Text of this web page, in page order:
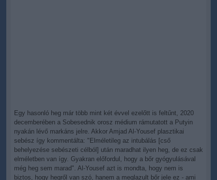
Egy hasonló heg már több mint két évvel ezelőtt is feltűnt, 2020
decemberében a Sobesednik orosz médium rámutatott a Putyin
nyakán lévő markáns jelre. Akkor Amjad Al-Yousef plasztikai
sebész így kommentálta: "Elméletileg az intubálás [cső
behelyezése sebészeti célból] után maradhat ilyen heg, de ez csak
elméletben van így. Gyakran előfordul, hogy a bőr gyógyulásával
még heg sem marad". Al-Yousef azt is mondta, hogy nem is
biztos, hogy hegről van szó, hanem a meglazult bőr jele ez - ami